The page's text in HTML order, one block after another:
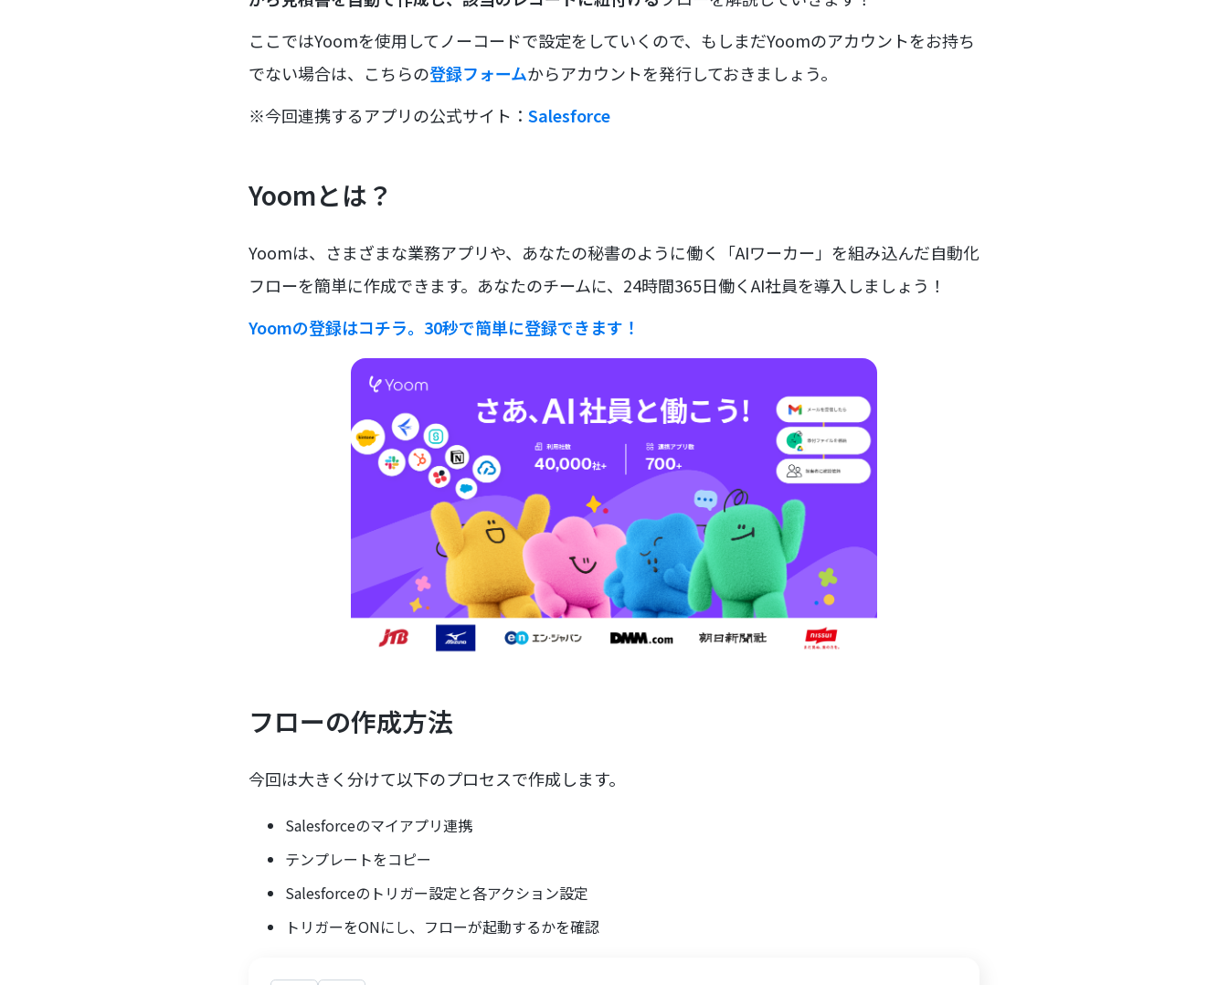
ここではYoomを使用してノーコードで設定をしていくので、もしまだYoomのアカウントをお持ち
でない場合は、こちらの登録フォームからアカウントを発行しておきましょう。
※今回連携するアプリの公式サイト： Salesforce
Yoomとは？
Yoomは、さまざまな業務アプリや、あなたの秘書のように働く「AIワーカー」を組み込んだ自動化
フローを簡単に作成できます。あなたのチームに、24時間365日働くAI社員を導入しましょう！
Yoomの登録はコチラ。30秒で簡単に登録できます！
フローの作成方法
今回は大きく分けて以下のプロセスで作成します。
Salesforceのマイアプリ連携
テンプレートをコピー
Salesforceのトリガー設定と各アクション設定
トリガーをONにし、フローが起動するかを確認